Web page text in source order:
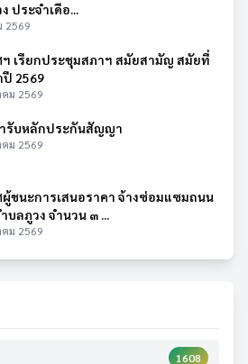
ประจำเดือ...
2569
เรียกประชุมสภาฯ สมัยสามัญ สมัยที่
ปี 2569
ม 2569
ารับหลักประกันสัญญา
ม 2569
ชนะการเสนอราคา จ้างซ่อมแซมถนน
บลภูวง จำนวน ๓ ...
ม 2569
1608